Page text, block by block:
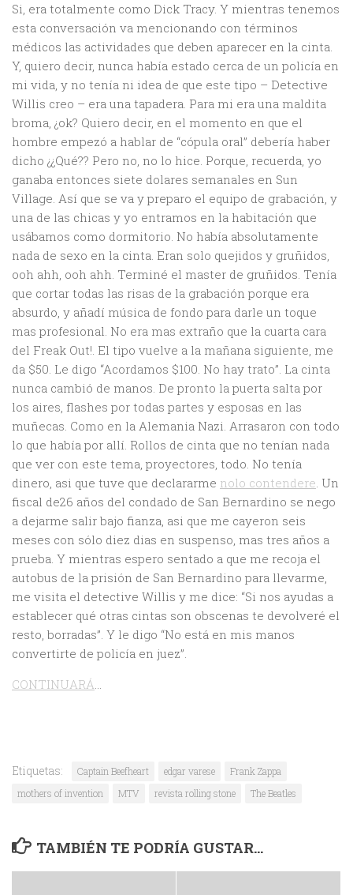
Si, era totalmente como Dick Tracy. Y mientras tenemos
esta conversación va mencionando con términos
médicos las actividades que deben aparecer en la cinta.
Y, quiero decir, nunca había estado cerca de un policía en
mi vida, y no tenía ni idea de que este tipo – Detective
Willis creo – era una tapadera. Para mi era una maldita
broma, ¿ok? Quiero decir, en el momento en que el
hombre empezó a hablar de “cópula oral” debería haber
dicho ¿¿Qué?? Pero no, no lo hice. Porque, recuerda, yo
ganaba entonces siete dolares semanales en Sun
Village. Así que se va y preparo el equipo de grabación, y
una de las chicas y yo entramos en la habitación que
usábamos como dormitorio. No había absolutamente
nada de sexo en la cinta. Eran solo quejidos y gruñidos,
ooh ahh, ooh ahh. Terminé el master de gruñidos. Tenía
que cortar todas las risas de la grabación porque era
absurdo, y añadí música de fondo para darle un toque
mas profesional. No era mas extraño que la cuarta cara
del Freak Out!. El tipo vuelve a la mañana siguiente, me
da $50. Le digo “Acordamos $100. No hay trato”. La cinta
nunca cambió de manos. De pronto la puerta salta por
los aires, flashes por todas partes y esposas en las
muñecas. Como en la Alemania Nazi. Arrasaron con todo
lo que había por allí. Rollos de cinta que no tenían nada
que ver con este tema, proyectores, todo. No tenía
dinero, asi que tuve que declararme nolo contendere. Un
fiscal de26 años del condado de San Bernardino se nego
a dejarme salir bajo fianza, asi que me cayeron seis
meses con sólo diez dias en suspenso, mas tres años a
prueba. Y mientras espero sentado a que me recoja el
autobus de la prisión de San Bernardino para llevarme,
me visita el detective Willis y me dice: “Si nos ayudas a
establecer qué otras cintas son obscenas te devolveré el
resto, borradas”. Y le digo “No está en mis manos
convertirte de policía en juez”.
CONTINUARÁ…
Etiquetas: Captain Beefheart edgar varese
Frank Zappa
mothers of invention
MTV revista rolling stone The Beatles
TAMBIÉN TE PODRÍA GUSTAR...